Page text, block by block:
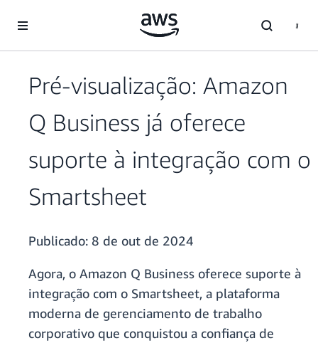
Pular para o conteúdo principal
Pré-visualização: Amazon
Q Business já oferece
suporte à integração com o
Smartsheet
Publicado: 8 de out de 2024
Agora, o Amazon Q Business oferece suporte à
integração com o Smartsheet, a plataforma
moderna de gerenciamento de trabalho
corporativo que conquistou a confiança de